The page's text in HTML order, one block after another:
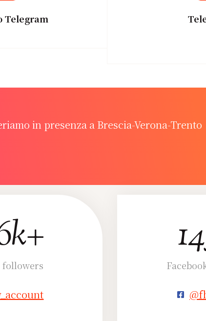
Telegram
in presenza a Brescia-Verona-Trento